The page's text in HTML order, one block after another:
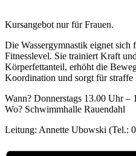
Kursangebot nur für Frauen.
Die Wassergymnastik eignet sich
Fitnesslevel. Sie trainiert Kraft
Körperfettanteil, erhöht die
Koordination und sorgt für straffe
Wann? Donnerstags 13.00 Uhr –
Wo? Schwimmhalle Rauendahl
Leitung: Annette Ubowski (Tel.: